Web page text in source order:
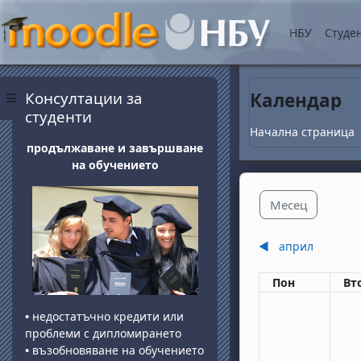
Прескочи на
Страничен панел
НБУ
Календар
Начална страница
Месец
◀︎ април
Понеделник
Пон
Блокове
Консултации за
студенти
продължаване и завършване
на обучението
• недостатъчно кредити или
проблеми с дипломирането
• възобновяване на обучението